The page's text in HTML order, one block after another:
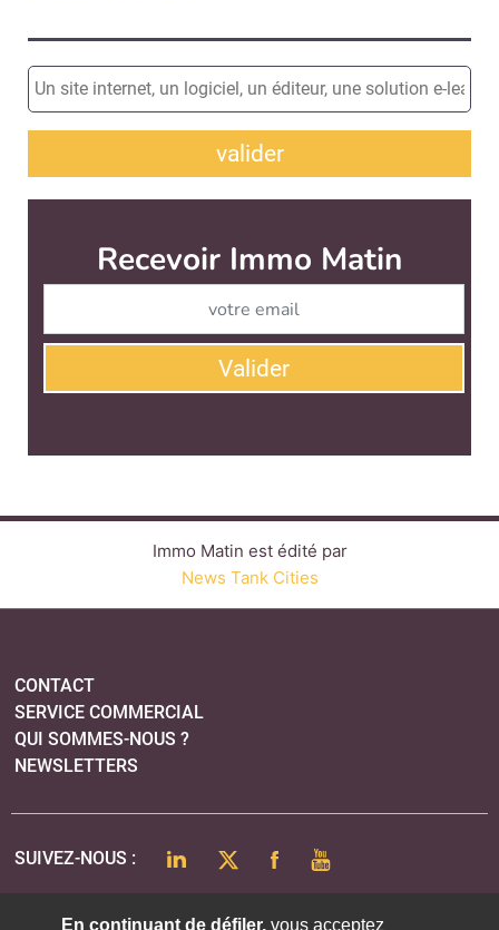
valider
Recevoir Immo Matin
Valider
Immo Matin est édité par
News Tank Cities
CONTACT
SERVICE COMMERCIAL
QUI SOMMES-NOUS ?
NEWSLETTERS
SUIVEZ-NOUS : LINKEDINTWITTERFACEBOOK
YOUTUBE
En continuant de défiler,vous acceptez